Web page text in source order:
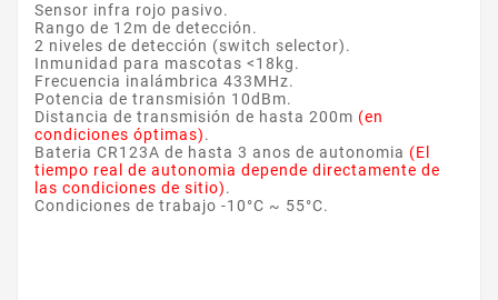
Sensor infra rojo pasivo.
Rango de 12m de detección.
2 niveles de detección (switch selector).
Inmunidad para mascotas <18kg.
Frecuencia inalámbrica 433MHz.
Potencia de transmisión 10dBm.
Distancia de transmisión de hasta 200m (en
condiciones óptimas).
Bateria CR123A de hasta 3 anos de autonomia (El
tiempo real de autonomia depende directamente de
las condiciones de sitio).
Condiciones de trabajo -10°C ~ 55°C.